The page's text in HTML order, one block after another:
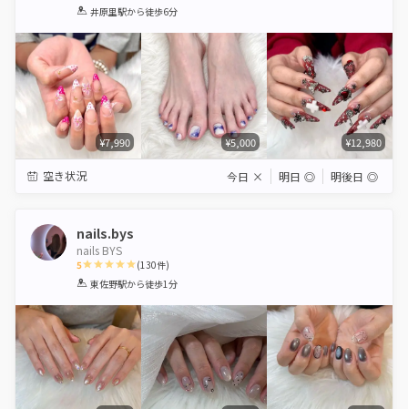
1 2 3 4 5
井原里駅から徒歩6分
¥7,990 ¥5,000 ¥12,980
空き状況 今日 × 明日 ◎ 明後日 ◎
nails.bys
nails BYS
5
1 2 3 4 5
(130件)
東佐野駅から徒歩1分